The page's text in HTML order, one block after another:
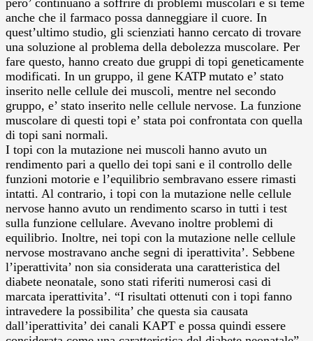
anche che il farmaco possa danneggiare il cuore. In
quest’ultimo studio, gli scienziati hanno cercato di trovare
una soluzione al problema della debolezza muscolare. Per
fare questo, hanno creato due gruppi di topi geneticamente
modificati. In un gruppo, il gene KATP mutato e’ stato
inserito nelle cellule dei muscoli, mentre nel secondo
gruppo, e’ stato inserito nelle cellule nervose. La funzione
muscolare di questi topi e’ stata poi confrontata con quella
di topi sani normali.
I topi con la mutazione nei muscoli hanno avuto un
rendimento pari a quello dei topi sani e il controllo delle
funzioni motorie e l’equilibrio sembravano essere rimasti
intatti. Al contrario, i topi con la mutazione nelle cellule
nervose hanno avuto un rendimento scarso in tutti i test
sulla funzione cellulare. Avevano inoltre problemi di
equilibrio. Inoltre, nei topi con la mutazione nelle cellule
nervose mostravano anche segni di iperattivita’. Sebbene
l’iperattivita’ non sia considerata una caratteristica del
diabete neonatale, sono stati riferiti numerosi casi di
marcata iperattivita’. “I risultati ottenuti con i topi fanno
intravedere la possibilita’ che questa sia causata
dall’iperattivita’ dei canali KAPT e possa quindi essere